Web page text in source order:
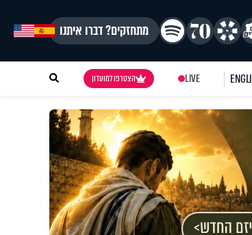
מתחזקים? דברו איתנו
LIVE הצטרפו למועדון